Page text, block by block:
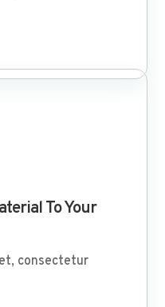
To Your
consectetur